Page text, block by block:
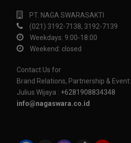
PT. NAGA SWARASAKTI
(021) 3192-7138, 3192-7139
Weekdays: 9:00-18:00
Weekend: closed
Contact Us for
Brand Relations, Partnership & Event:
Julius Wijaya : +6281908834348
info@nagaswara.co.id